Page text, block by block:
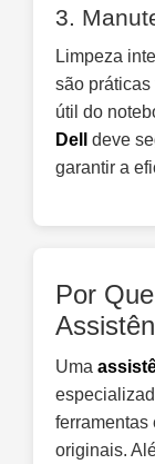
3.
Limpeza
são práticas
útil do
Dell
deve
garantir a
Por
Uma
ferramentas
originais.